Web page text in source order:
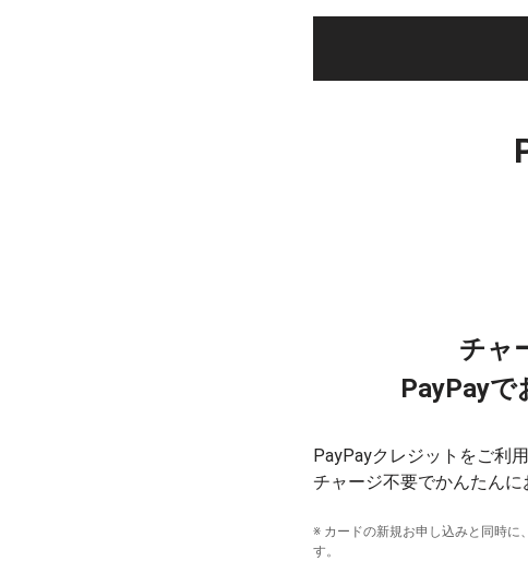
チャ
PayPayで
PayPayクレジットをご利
チャージ不要でかんたんに
※ カードの新規お申し込みと同時に
す。